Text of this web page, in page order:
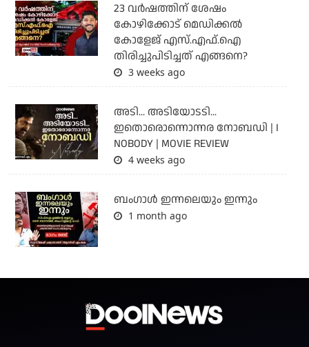
23 വർഷത്തിന് ശേഷം
കോഴിക്കോട് മെഡിക്കൽ
കോളേജ് എസ്.എഫ്.ഐ
തിരിച്ചുപിടിച്ചത് എങ്ങനെ?
3 weeks ago
അടി... അടിയോടടി...
ഇതൊരൊന്നൊന്നര നോബഡി | I
NOBODY | MOVIE REVIEW
4 weeks ago
ബംഗാള്‍ ഇന്നലെയും ഇന്നും
1 month ago